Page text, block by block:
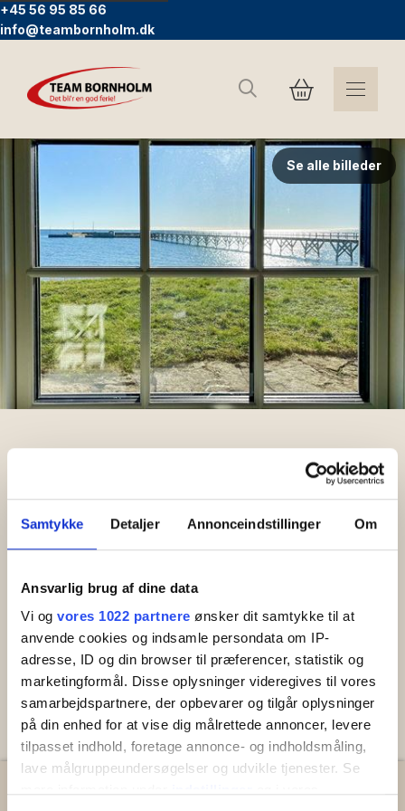
Samtykke Detaljer Annonceindstillinger Om
Ansvarlig brug af dine data
Vi og vores 1022 partnere ønsker dit samtykke til at
anvende cookies og indsamle persondata om IP-
adresse, ID og din browser til præferencer, statistik og
marketingformål. Disse oplysninger videregives til vores
samarbejdspartnere, der opbevarer og tilgår oplysninger
på din enhed for at vise dig målrettede annoncer, levere
tilpasset indhold, foretage annonce- og indholdsmåling,
lave målgruppeundersøgelser og udvikle tjenester. Se
+45 56 95 85 66
info@teambornholm.dk
Søg
Se alle billeder
Rønne
TEST
TEST